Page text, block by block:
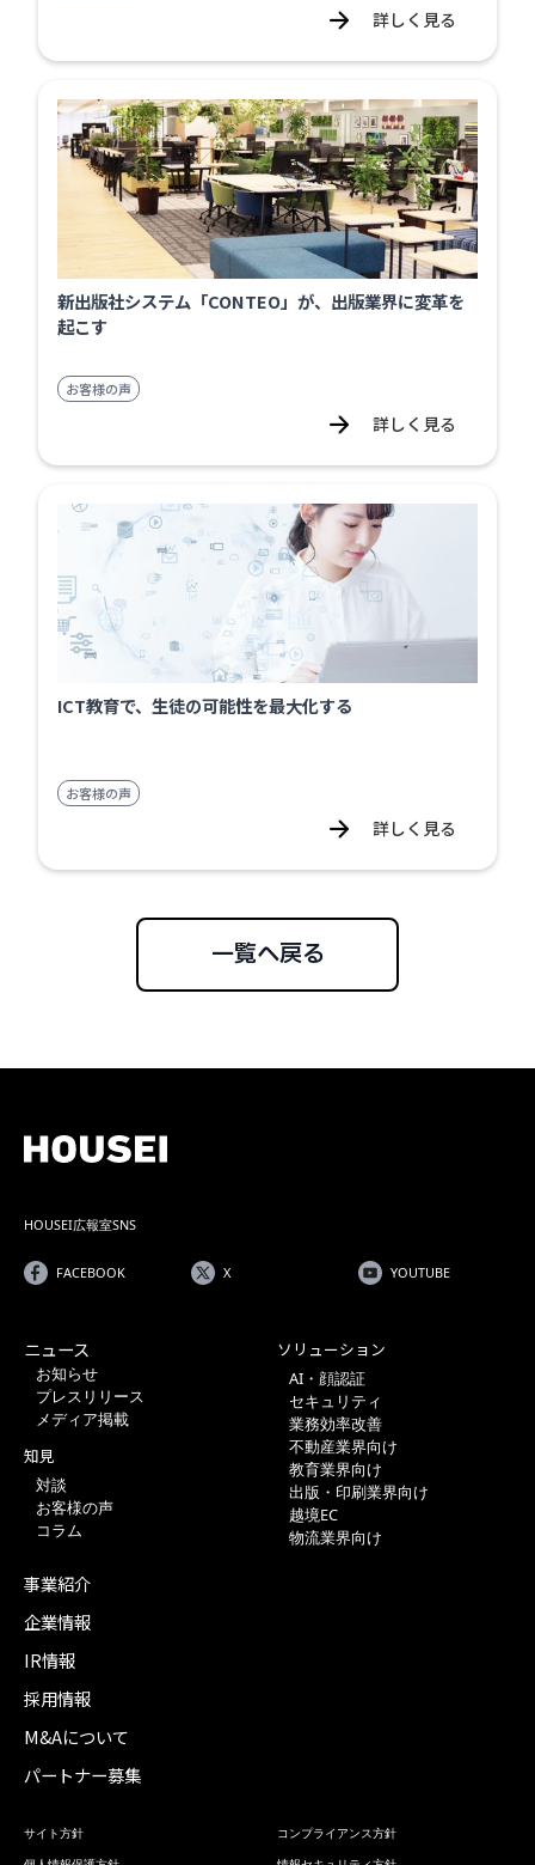
詳しく見る
新出版社システム「CONTEO」が、出版業界に変革を
起こす
お客様の声
詳しく見る
ICT教育で、生徒の可能性を最大化する
お客様の声
詳しく見る
一覧へ戻る
HOUSEI広報室SNS
FACEBOOK X YOUTUBE
ニュース
お知らせ
プレスリリース
メディア掲載
知見
対談
お客様の声
コラム
ソリューション
AI・顔認証
セキュリティ
業務効率改善
不動産業界向け
教育業界向け
出版・印刷業界向け
越境EC
物流業界向け
事業紹介
企業情報
IR情報
採用情報
M&Aについて
パートナー募集
サイト方針
コンプライアンス方針